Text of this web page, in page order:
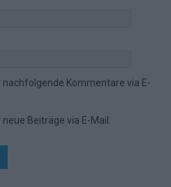
Kommentare via E-
Beiträge via E-Mail.